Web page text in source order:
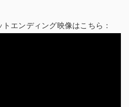
エンディング映像はこちら：